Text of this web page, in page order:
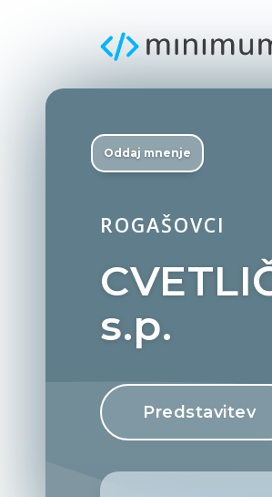
Oddaj mnenje
ROGAŠOVCI
s.p.
Predstavitev